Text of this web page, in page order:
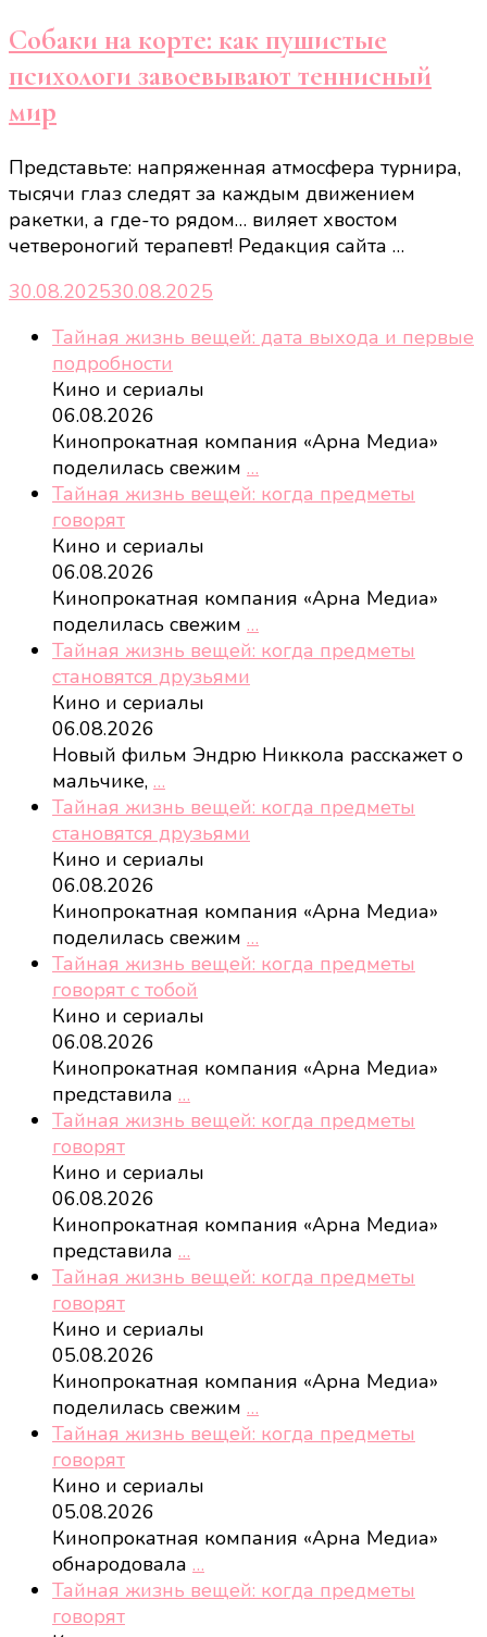
Собаки на корте: как пушистые
психологи завоевывают теннисный
мир
Представьте: напряженная атмосфера турнира,
тысячи глаз следят за каждым движением
ракетки, а где-то рядом… виляет хвостом
четвероногий терапевт! Редакция сайта …
30.08.202530.08.2025
Тайная жизнь вещей: дата выхода и первые
подробности
Кино и сериалы
06.08.2026
Кинопрокатная компания «Арна Медиа»
поделилась свежим …
Тайная жизнь вещей: когда предметы
говорят
Кино и сериалы
06.08.2026
Кинопрокатная компания «Арна Медиа»
поделилась свежим …
Тайная жизнь вещей: когда предметы
становятся друзьями
Кино и сериалы
06.08.2026
Новый фильм Эндрю Никкола расскажет о
мальчике, …
Тайная жизнь вещей: когда предметы
становятся друзьями
Кино и сериалы
06.08.2026
Кинопрокатная компания «Арна Медиа»
поделилась свежим …
Тайная жизнь вещей: когда предметы
говорят с тобой
Кино и сериалы
06.08.2026
Кинопрокатная компания «Арна Медиа»
представила …
Тайная жизнь вещей: когда предметы
говорят
Кино и сериалы
06.08.2026
Кинопрокатная компания «Арна Медиа»
представила …
Тайная жизнь вещей: когда предметы
говорят
Кино и сериалы
05.08.2026
Кинопрокатная компания «Арна Медиа»
поделилась свежим …
Тайная жизнь вещей: когда предметы
говорят
Кино и сериалы
05.08.2026
Кинопрокатная компания «Арна Медиа»
обнародовала …
Тайная жизнь вещей: когда предметы
говорят